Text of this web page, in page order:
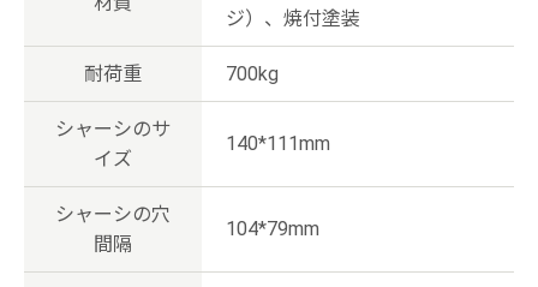
ジ）、焼付塗装
耐荷重 700kg
シャーシのサ
イズ
140*111mm
シャーシの穴
間隔
104*79mm